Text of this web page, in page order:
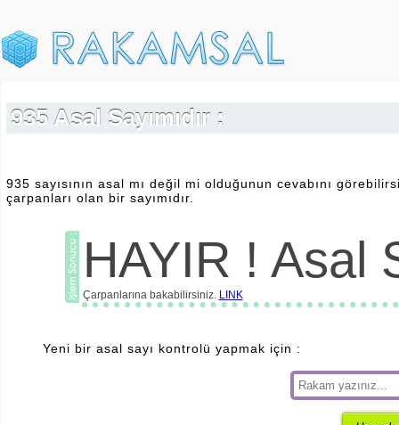
935 Asal Sayımıdır :
935 sayısının asal mı değil mi olduğunun cevabını
çarpanları olan bir sayımıdır.
HAYIR ! Asal
Çarpanlarına bakabilirsiniz. LINK
Yeni bir asal sayı kontrolü yapmak için :